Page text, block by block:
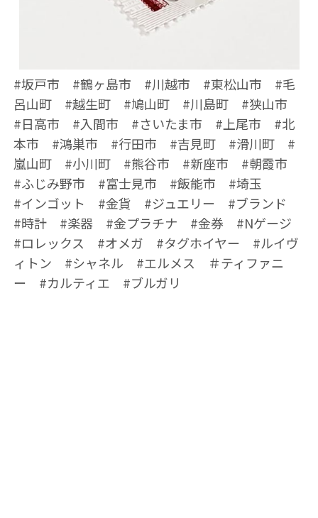
#坂戸市 #鶴ヶ島市 #川越市 #東松山市 #毛
呂山町 #越生町 #鳩山町 #川島町 #狭山市
#日高市 #入間市 #さいたま市 #上尾市 #北
本市 #鴻巣市 #行田市 #吉見町 #滑川町 #
嵐山町 #小川町 #熊谷市 #新座市 #朝霞市
#ふじみ野市 #富士見市 #飯能市 #埼玉
#インゴット #金貨 #ジュエリー #ブランド
#時計 #楽器 #金プラチナ #金券 #Nゲージ
#ロレックス #オメガ #タグホイヤー #ルイヴ
ィトン #シャネル #エルメス ＃ティファニ
ー #カルティエ #ブルガリ